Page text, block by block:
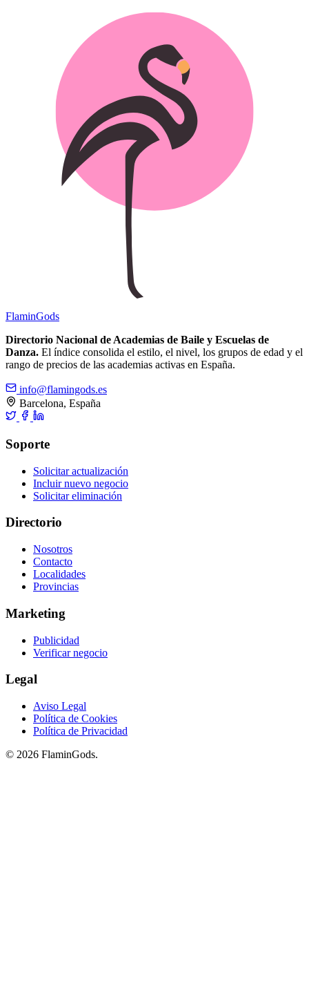
FlaminGods
Directorio Nacional de Academias de Baile y Escuelas de
Danza. El índice consolida el estilo, el nivel, los grupos de edad y el
rango de precios de las academias activas en España.
info@flamingods.es
Barcelona, España
Soporte
Solicitar actualización
Incluir nuevo negocio
Solicitar eliminación
Directorio
Nosotros
Contacto
Localidades
Provincias
Marketing
Publicidad
Verificar negocio
Legal
Aviso Legal
Política de Cookies
Política de Privacidad
© 2026 FlaminGods.